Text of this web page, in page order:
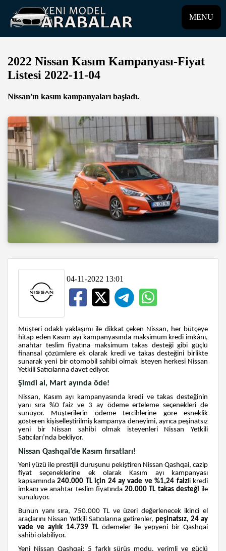
MENU
2022 Nissan Kasım Kampanyası-Fiyat
Listesi 2022-11-04
Nissan'ın kasım kampanyaları başladı.
04-11-2022 13:01
Müşteri odaklı yaklaşımı ile dikkat çeken Nissan, her bütçeye
hitap eden Kasım ayı kampanyasında maksimum kredi imkânı,
anahtar teslim fiyatına maksimum takas desteği gibi güçlü
finansal çözümlere ek olarak kredi ve takas desteğini birlikte
sunarak yeni bir otomobil sahibi olmak isteyen herkesi Nissan
Yetkili Satıcılarına davet ediyor.
Şimdi al, Mart ayında öde!
Nissan, Kasım ayı kampanyasında kredi ve takas desteğinin
yanı sıra %0 faiz ve 3 ay ödeme erteleme seçenekleri de
sunuyor. Müşterilerin ödeme tercihlerine göre esneklik
gösteren kişiselleştirilmiş kampanya deneyimi, ayrıca peşinatsız
yeni bir Nissan sahibi olmak isteyenleri Nissan Yetkili
Satıcıları’nda bekliyor.
Nissan Qashqai’de Kasım fırsatları!
Yeni yüzü ile prestijli duruşunu pekiştiren Nissan Qashqai, cazip
fiyat seçeneklerine ek olarak Kasım ayı kampanyası
kapsamında240.000 TL için 24 ay vade ve %1,24 faizli kredi
imkanı ve anahtar teslim fiyatında20.000 TL takas desteği ile
sunuluyor.
Bunun yanı sıra, 750.000 TL ve üzeri değerlenecek ikinci el
araçlarını Nissan Yetkili Satıcılarına getirenler, peşinatsız, 24 ay
vade ve aylık 14.739 TL ödemeler ile yepyeni bir Qashqai
sahibi olabiliyor.
Yeni Nissan Qashqai; 5 farklı sürüş modu, verimli ve güçlü